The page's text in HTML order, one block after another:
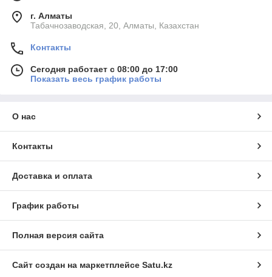
г. Алматы
Табачнозаводская, 20, Алматы, Казахстан
Контакты
Сегодня работает с 08:00 до 17:00
Показать весь график работы
О нас
Контакты
Доставка и оплата
График работы
Полная версия сайта
Сайт создан на маркетплейсе Satu.kz